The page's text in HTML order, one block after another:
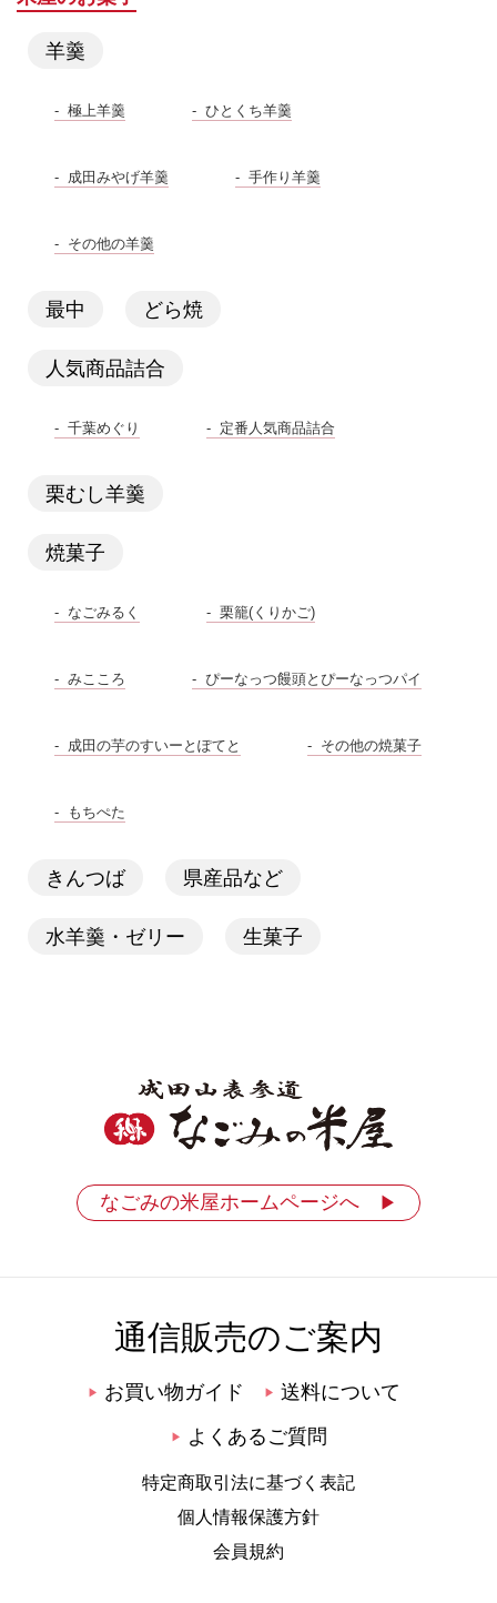
羊羹
極上羊羹 ひとくち羊羹
成田みやげ羊羹 手作り羊羹
その他の羊羹
最中 どら焼
人気商品詰合
千葉めぐり 定番人気商品詰合
栗むし羊羹
焼菓子
なごみるく 栗籠(くりかご)
みこころ ぴーなっつ饅頭とぴーなっつパイ
成田の芋のすいーとぽてと その他の焼菓子
もちぺた
きんつば 県産品など
水羊羹・ゼリー 生菓子
なごみの米屋ホームページへ ▶
通信販売のご案内
▶ お買い物ガイド ▶ 送料について
▶ よくあるご質問
特定商取引法に基づく表記
個人情報保護方針
会員規約